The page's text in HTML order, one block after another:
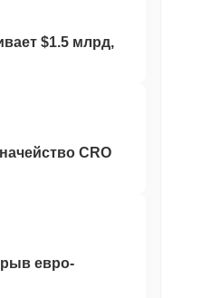
$1.5 млрд,
CRO
евро-